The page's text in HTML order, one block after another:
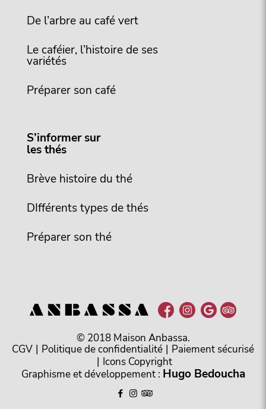
De l’arbre au café vert
Le caféier, l’histoire de ses
variétés
Préparer son café
S’informer sur
les thés
Brève histoire du thé
DIfférents types de thés
Préparer son thé
© 2018 Maison Anbassa.
CGV | Politique de confidentialité | Paiement sécurisé
| Icons Copyright
Graphisme et développement : Hugo Bedoucha